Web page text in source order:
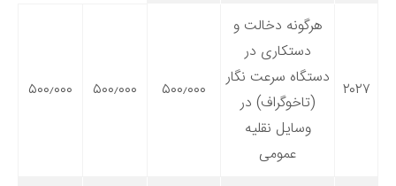
۲۰۲۷
هرگونه دخالت و
دستکاری در
دستگاه سرعت نگار
(تاخوگراف) در
وسایل نقلیه
عمومی
۵۰۰٫۰۰۰ ۵۰۰٫۰۰۰ ۵۰۰٫۰۰۰